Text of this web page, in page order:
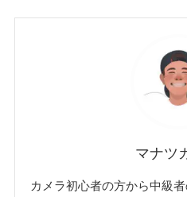
マナツ
カメラ初心者の方から中級